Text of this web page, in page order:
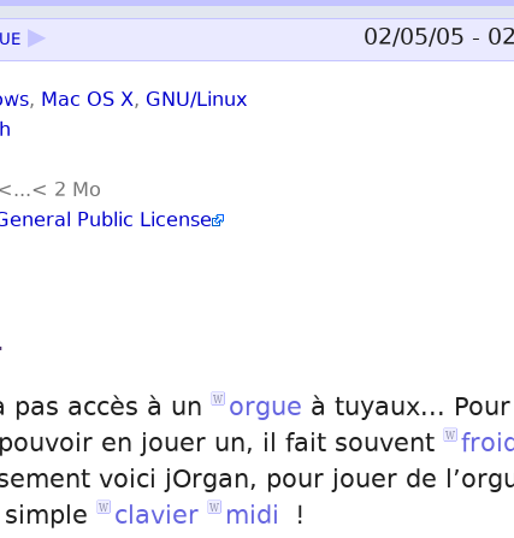
▶ 02/05/05 -
, Mac OS X, GNU/Linux
2 Mo
Public License
pas accès à un orgue à tuyaux...
en jouer un, il fait souvent
voici jOrgan, pour jouer de
clavier midi !